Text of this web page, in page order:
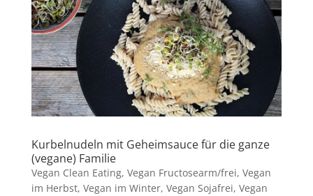
Kurbelnudeln mit Geheimsauce für die ganze
(vegane) Familie
Vegan Clean Eating, Vegan Fructosearm/frei, Vegan
im Herbst, Vegan im Winter, Vegan Sojafrei, Vegan